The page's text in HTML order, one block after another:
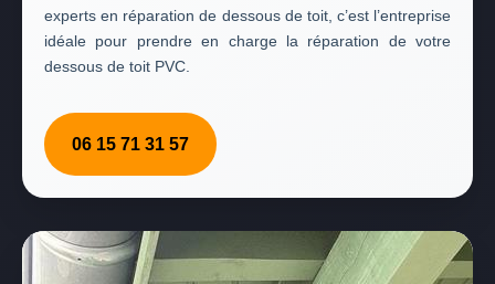
experts en réparation de dessous de toit, c’est l’entreprise
idéale pour prendre en charge la réparation de votre
dessous de toit PVC.
06 15 71 31 57